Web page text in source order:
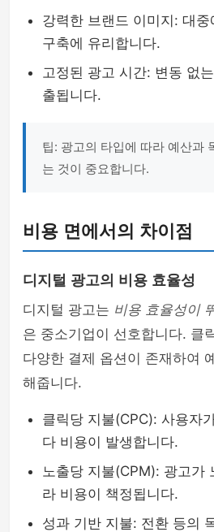
강력한 브랜드 이미지: 대
구축에 유리합니다.
고정된 광고 시간: 변동 없
출됩니다.
팁: 광고의 타입에 따라 예산과
는 것이 중요합니다.
비용 면에서의 차이점
디지털 광고의 비용 효율성
디지털 광고는 비용 효율성이
은 중소기업이 선호합니다. 클
다양한 결제 옵션이 존재하여
해줍니다.
클릭당 지불(CPC): 사용자
다 비용이 발생합니다.
노출당 지불(CPM): 광고가
라 비용이 책정됩니다.
성과 기반 지불: 전환 등의